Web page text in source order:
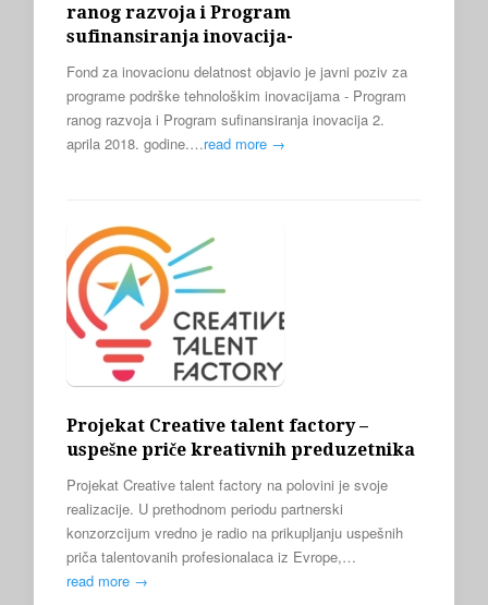
ranog razvoja i Program
sufinansiranja inovacija-
Fond za inovacionu delatnost objavio je javni poziv za
programe podrške tehnološkim inovacijama - Program
ranog razvoja i Program sufinansiranja inovacija 2.
aprila 2018. godine.…read more →
Projekat Creative talent factory –
uspešne priče kreativnih preduzetnika
Projekat Creative talent factory na polovini je svoje
realizacije. U prethodnom periodu partnerski
konzorzcijum vredno je radio na prikupljanju uspešnih
priča talentovanih profesionalaca iz Evrope,…
read more →